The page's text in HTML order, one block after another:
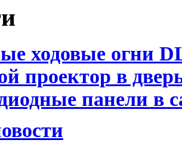
ходовые огни
проектор в
панели в